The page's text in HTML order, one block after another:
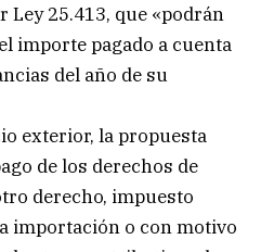
Ley 25.413, que «podrán
importe pagado a cuenta
del año de su
exterior, la propuesta
de los derechos de
derecho, impuesto
importación o con motivo